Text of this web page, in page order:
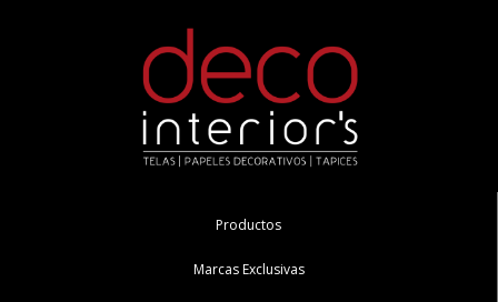
Productos
Marcas Exclusivas